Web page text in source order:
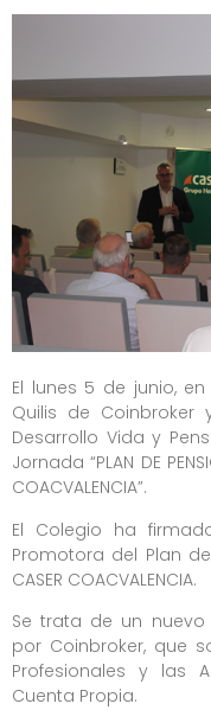
El lunes 5 de junio,
Quilis de Coinbroker
Desarrollo Vida y
Jornada “PLAN DE
COACVALENCIA”.
El Colegio ha
Promotora del Plan
CASER COACVALENCIA.
Se trata de un nuevo
por Coinbroker, que
Profesionales y las
Cuenta Propia.